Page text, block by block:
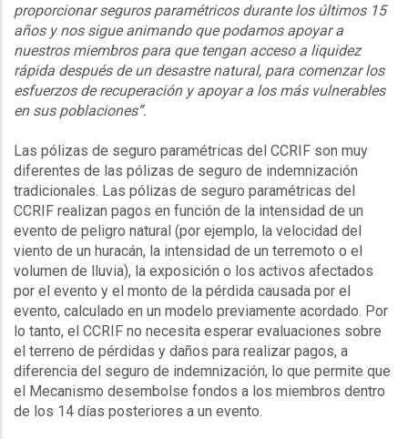
proporcionar seguros paramétricos durante los últimos 15
años y nos sigue animando que podamos apoyar a
nuestros miembros para que tengan acceso a liquidez
rápida después de un desastre natural, para comenzar los
esfuerzos de recuperación y apoyar a los más vulnerables
en sus poblaciones”.
Las pólizas de seguro paramétricas del CCRIF son muy
diferentes de las pólizas de seguro de indemnización
tradicionales. Las pólizas de seguro paramétricas del
CCRIF realizan pagos en función de la intensidad de un
evento de peligro natural (por ejemplo, la velocidad del
viento de un huracán, la intensidad de un terremoto o el
volumen de lluvia), la exposición o los activos afectados
por el evento y el monto de la pérdida causada por el
evento, calculado en un modelo previamente acordado. Por
lo tanto, el CCRIF no necesita esperar evaluaciones sobre
el terreno de pérdidas y daños para realizar pagos, a
diferencia del seguro de indemnización, lo que permite que
el Mecanismo desembolse fondos a los miembros dentro
de los 14 días posteriores a un evento.